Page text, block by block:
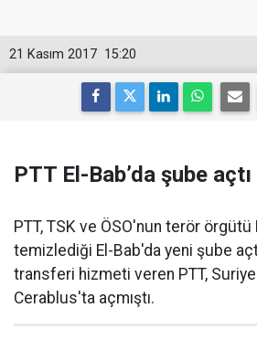
15:20
21 Kasım 2017
PTT El-Bab’da şube açtı
PTT, TSK ve ÖSO'nun terör örgütü
temizlediği El-Bab'da yeni şube
transferi hizmeti veren PTT,
Cerablus'ta açmıştı.